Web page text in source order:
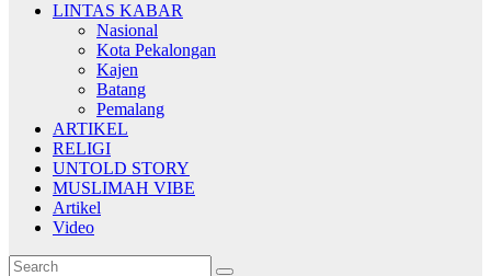
LINTAS KABAR
Nasional
Kota Pekalongan
Kajen
Batang
Pemalang
ARTIKEL
RELIGI
UNTOLD STORY
MUSLIMAH VIBE
Artikel
Video